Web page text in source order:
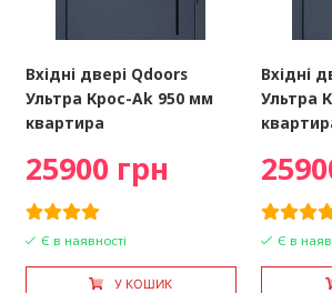
Вхідні двері Qdoors
Ультра Крос-Ak 950 мм
квартира
25900 грн
Є в наявності
У КОШИК
Вхідні
Ультра
Є в